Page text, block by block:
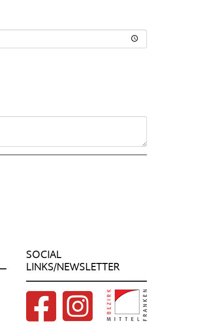
SOCIAL
LINKS/NEWSLETTER